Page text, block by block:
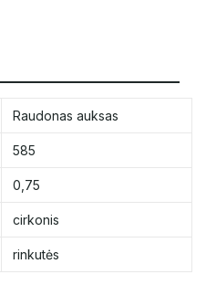
Raudonas auksas
585
0,75
cirkonis
rinkutės